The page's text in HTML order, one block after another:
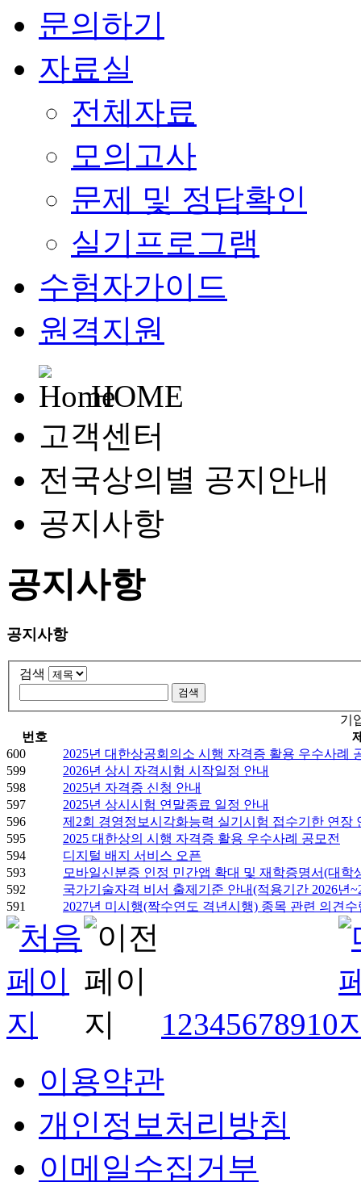
문의하기
자료실
전체자료
모의고사
문제 및 정답확인
실기프로그램
수험자가이드
원격지원
HOME
고객센터
전국상의별 공지안내
공지사항
공지사항
공지사항
검색
기
번호
600
2025년 대한상공회의소 시행 자격증 활용 우수사례
599
2026년 상시 자격시험 시작일정 안내
598
2025년 자격증 신청 안내
597
2025년 상시시험 연말종료 일정 안내
596
제2회 경영정보시각화능력 실기시험 접수기한 연장
595
2025 대한상의 시행 자격증 활용 우수사례 공모전
594
디지털 배지 서비스 오픈
593
모바일신분증 인정 민간앱 확대 및 재학증명서(대학
592
국가기술자격 비서 출제기준 안내(적용기간 2026년
591
2027년 미시행(짝수연도 격년시행) 종목 관련 의견
12345678910
이용약관
개인정보처리방침
이메일수집거부